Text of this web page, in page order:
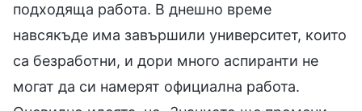
подходяща работа. В днешно време
навсякъде има завършили университет, които
са безработни, и дори много аспиранти не
могат да си намерят официална работа.